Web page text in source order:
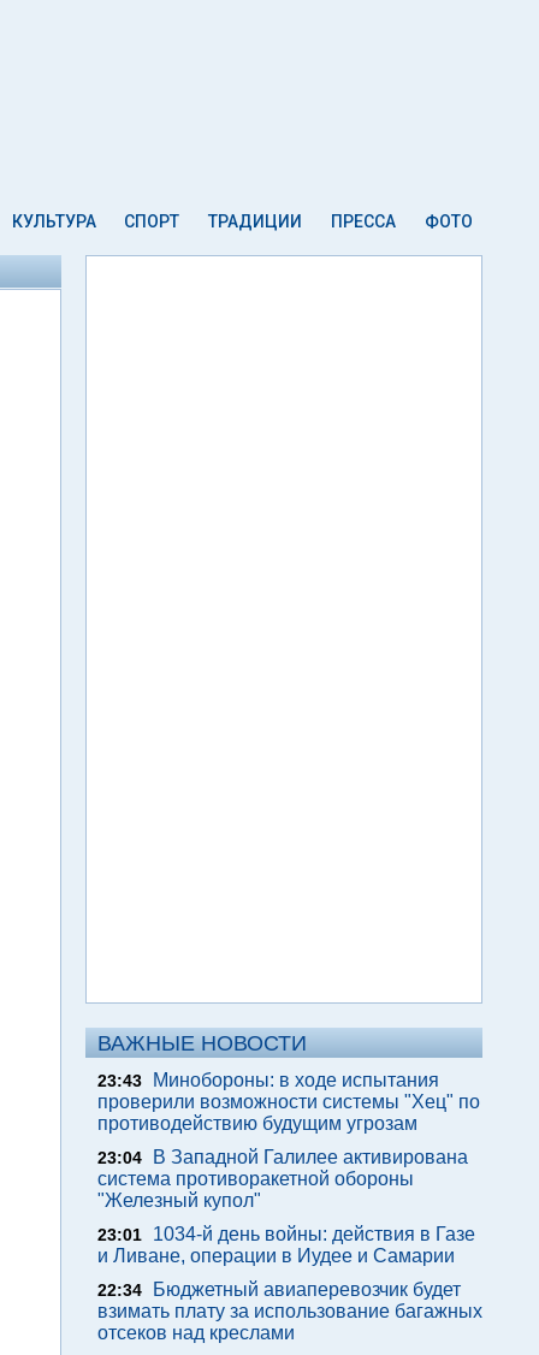
КУЛЬТУРА СПОРТ ТРАДИЦИИ ПРЕССА ФОТО
ВАЖНЫЕ НОВОСТИ
23:43
Минобороны: в ходе испытания
проверили возможности системы "Хец" по
противодействию будущим угрозам
23:04
В Западной Галилее активирована
система противоракетной обороны
"Железный купол"
23:01
1034-й день войны: действия в Газе
и Ливане, операции в Иудее и Самарии
22:34
Бюджетный авиаперевозчик будет
взимать плату за использование багажных
отсеков над креслами